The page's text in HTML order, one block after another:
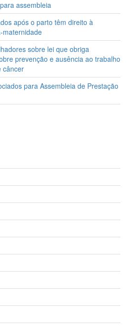
assembleia
após o parto têm direito à
maternidade
sobre lei que obriga
prevenção e ausência ao trabalho
câncer
para Assembleia de Prestação